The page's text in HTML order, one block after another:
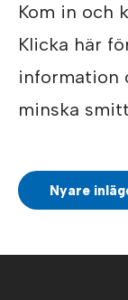
Kom in och
Klicka här
information
minska
Nyare